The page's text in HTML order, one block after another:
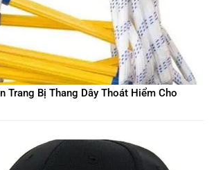
Trang Bị Thang Dây Thoát Hiểm Cho